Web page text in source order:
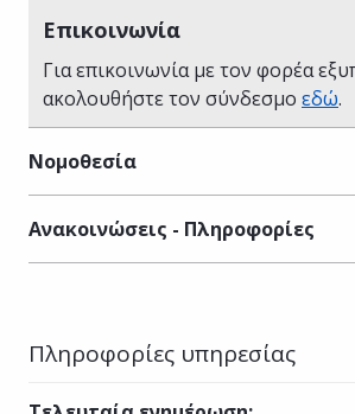
Επικοινωνία
Για επικοινωνία με τον φορέα
ακολουθήστε τον σύνδεσμο εδώ.
Νομοθεσία
Ανακοινώσεις - Πληροφορίες
Πληροφορίες υπηρεσίας